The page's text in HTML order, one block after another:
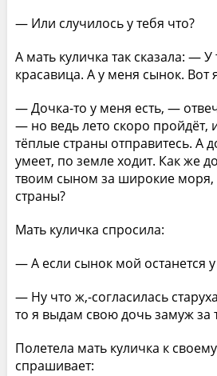
— Или случилось у тебя что?
А мать куличка так сказала: — У
красавица. А у меня сынок. Вот
— Дочка-то у меня есть, —
— но ведь лето скоро пройдёт,
тёплые страны отправитесь. А
умеет, по земле ходит. Как же
твоим сыном за широкие моря,
страны?
Мать куличка спросила:
— А если сынок мой останется у
— Ну что ж,-согласилась
то я выдам свою дочь замуж за
Полетела мать куличка к
спрашивает: